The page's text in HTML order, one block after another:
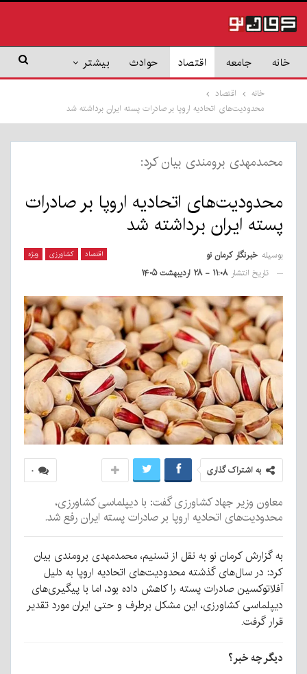
خانه جامعه اقتصاد حوادث بیشتر
خانه
اقتصاد
محدودیت‌های اتحادیه اروپا بر صادرات پسته ایران برداشته شد
محمدمهدی برومندی بیان کرد:
محدودیت‌های اتحادیه اروپا بر صادرات
پسته ایران برداشته شد
اقتصاد کشاورزی ویژه بوسیله خبرنگار کرمان نو
تاریخ انتشار ۱۱:۰۸ - ۲۸ اردیبهشت ۱۴۰۵
۰ به اشتراک گذاری
معاون وزیر جهاد کشاورزی گفت: با دیپلماسی کشاورزی،
محدودیت‌های اتحادیه اروپا بر صادرات پسته ایران رفع شد.
به گزارش کرمان نو به نقل از تسنیم، محمدمهدی برومندی بیان
کرد: در سال‌های گذشته محدودیت‌های اتحادیه اروپا به دلیل
آفلاتوکسین صادرات پسته را کاهش داده بود، اما با پیگیری‌های
دیپلماسی کشاورزی، این مشکل برطرف و حتی ایران مورد تقدیر
قرار گرفت.
دیگر چه خبر؟